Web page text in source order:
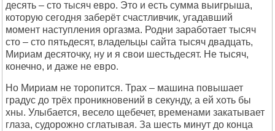
десять – сто тысяч евро. Это и есть сумма выигрыша,
которую сегодня заберёт счастливчик, угадавший
момент наступления оргазма. Родни заработает тысяч
сто – сто пятьдесят, владельцы сайта тысяч двадцать,
Мириам десяточку, ну и я свои шестьдесят. Не тысяч,
конечно, и даже не евро.
Но Мириам не торопится. Трах – машина повышает
градус до трёх проникновений в секунду, а ей хоть бы
хны. Улыбается, весело щебечет, временами закатывает
глаза, судорожно сглатывая. За шесть минут до конца